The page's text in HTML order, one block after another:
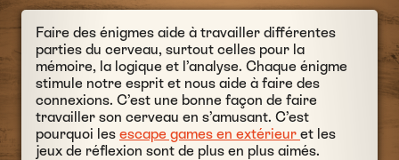
Faire des énigmes aide à travailler différentes
parties du cerveau, surtout celles pour la
mémoire, la logique et l’analyse. Chaque énigme
stimule notre esprit et nous aide à faire des
connexions. C’est une bonne façon de faire
travailler son cerveau en s’amusant. C’est
pourquoi les escape games en extérieur et les
jeux de réflexion sont de plus en plus aimés.